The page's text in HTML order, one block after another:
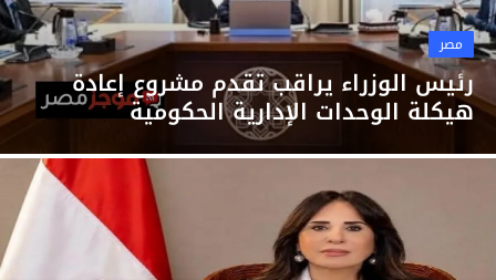
الرياضة
اقتصاد
تكنولوجيا
التعليم
منوعات
مصر
رئيس الوزراء يراقب تقدم مشروع إعادة
هيكلة الوحدات الإدارية الحكومية